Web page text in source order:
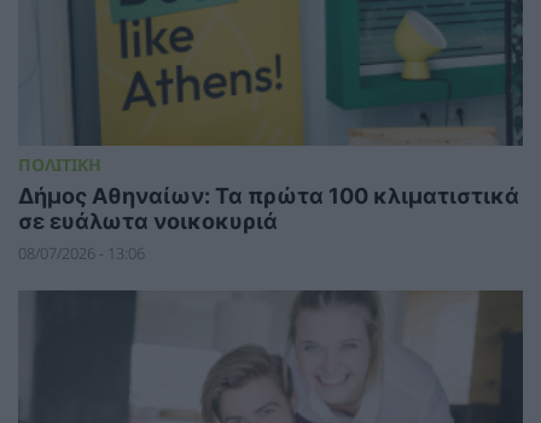
ΠΟΛΙΤΙΚΗ
Δήμος Αθηναίων: Τα πρώτα 100 κλιματιστικά
σε ευάλωτα νοικοκυριά
08/07/2026 - 13:06